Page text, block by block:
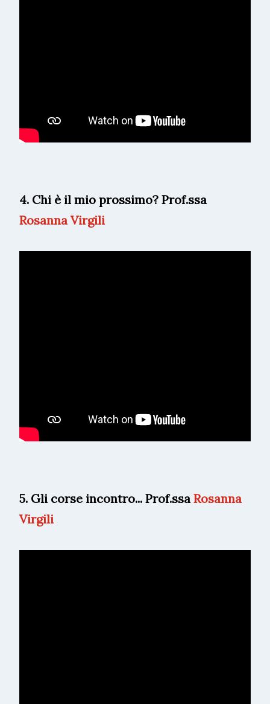
4. Chi è il mio prossimo? Prof.ssa
Rosanna Virgili
5. Gli corse incontro... Prof.ssa Rosanna
Virgili